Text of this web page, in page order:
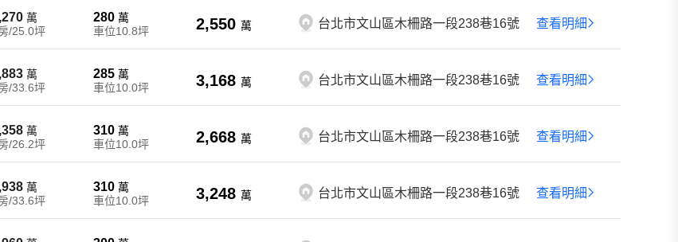
萬
/25.0坪
280萬
車位10.8坪
2,550 萬 台北市文山區木柵路一段238巷16號 查看明細
萬
/33.6坪
285萬
車位10.0坪
3,168 萬 台北市文山區木柵路一段238巷16號 查看明細
萬
/26.2坪
310萬
車位10.0坪
2,668 萬 台北市文山區木柵路一段238巷16號 查看明細
萬
/33.6坪
310萬
車位10.0坪
3,248 萬 台北市文山區木柵路一段238巷16號 查看明細